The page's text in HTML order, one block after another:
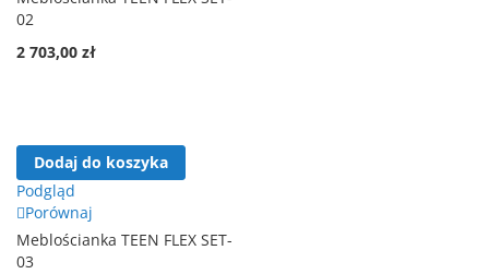
02
2 703,00 zł
Dodaj do koszyka
Podgląd
Porównaj
Meblościanka TEEN FLEX SET-
03